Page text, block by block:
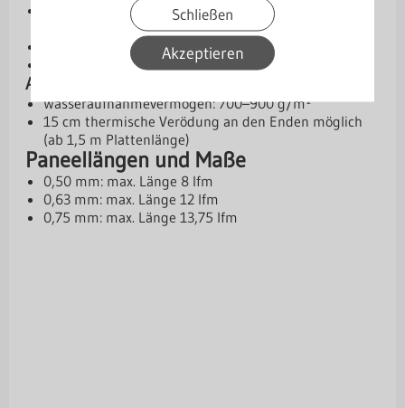
Schließen
Akzeptieren
[PMG] 35 µm Polyester Matt (grobkörnig) –
verbesserte Optik & Schutz
[PM] 50 µm Purmat – besonders widerstandsfähig
[PL] 50 µm Purlak – robuste Premium-Option
Antikondensbeschichtung
Wasseraufnahmevermögen: 700–900 g/m²
15 cm thermische Verödung an den Enden möglich
(ab 1,5 m Plattenlänge)
Paneellängen und Maße
0,50 mm: max. Länge 8 lfm
0,63 mm: max. Länge 12 lfm
0,75 mm: max. Länge 13,75 lfm